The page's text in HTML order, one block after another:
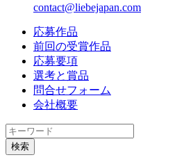
contact@liebejapan.com
応募作品
前回の受賞作品
応募要項
選考と賞品
問合せフォーム
会社概要